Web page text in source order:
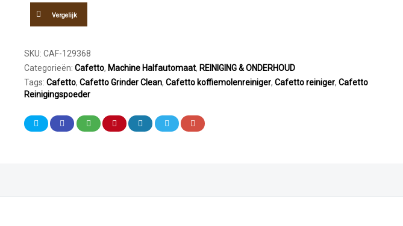
Vergelijk
SKU: CAF-129368
Categorieën: Cafetto, Machine Halfautomaat, REINIGING & ONDERHOUD
Tags: Cafetto, Cafetto Grinder Clean, Cafetto koffiemolenreiniger, Cafetto reiniger, Cafetto
Reinigingspoeder